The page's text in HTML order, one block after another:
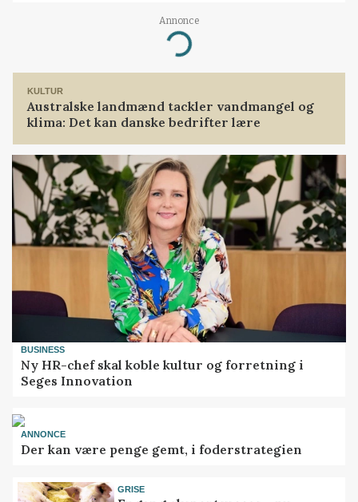
Annonce
Loading...
KULTUR
Australske landmænd tackler vandmangel og
klima: Det kan danske bedrifter lære
BUSINESS
Ny HR-chef skal koble kultur og forretning i
Seges Innovation
ANNONCE
Der kan være penge gemt, i foderstrategien
GRISE